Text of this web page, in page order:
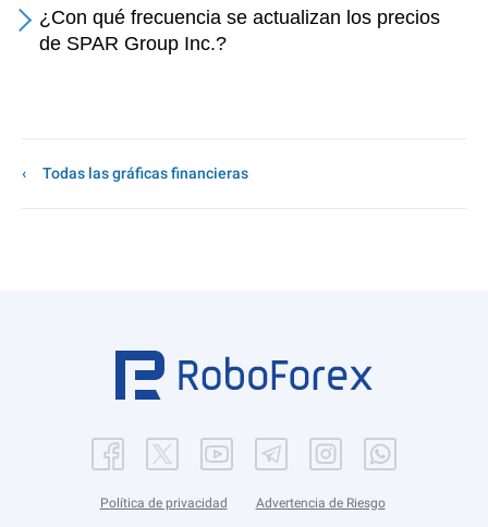
¿Con qué frecuencia se actualizan los precios
de SPAR Group Inc.?
Todas las gráficas financieras
Política de privacidad Advertencia de Riesgo